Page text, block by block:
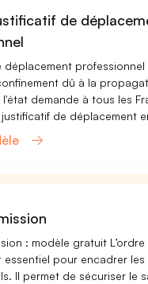
de
déplacement
dû à la
demande à tous les
de déplacement
: modèle gratuit
essentiel pour encadrer
Il permet de sécuriser le